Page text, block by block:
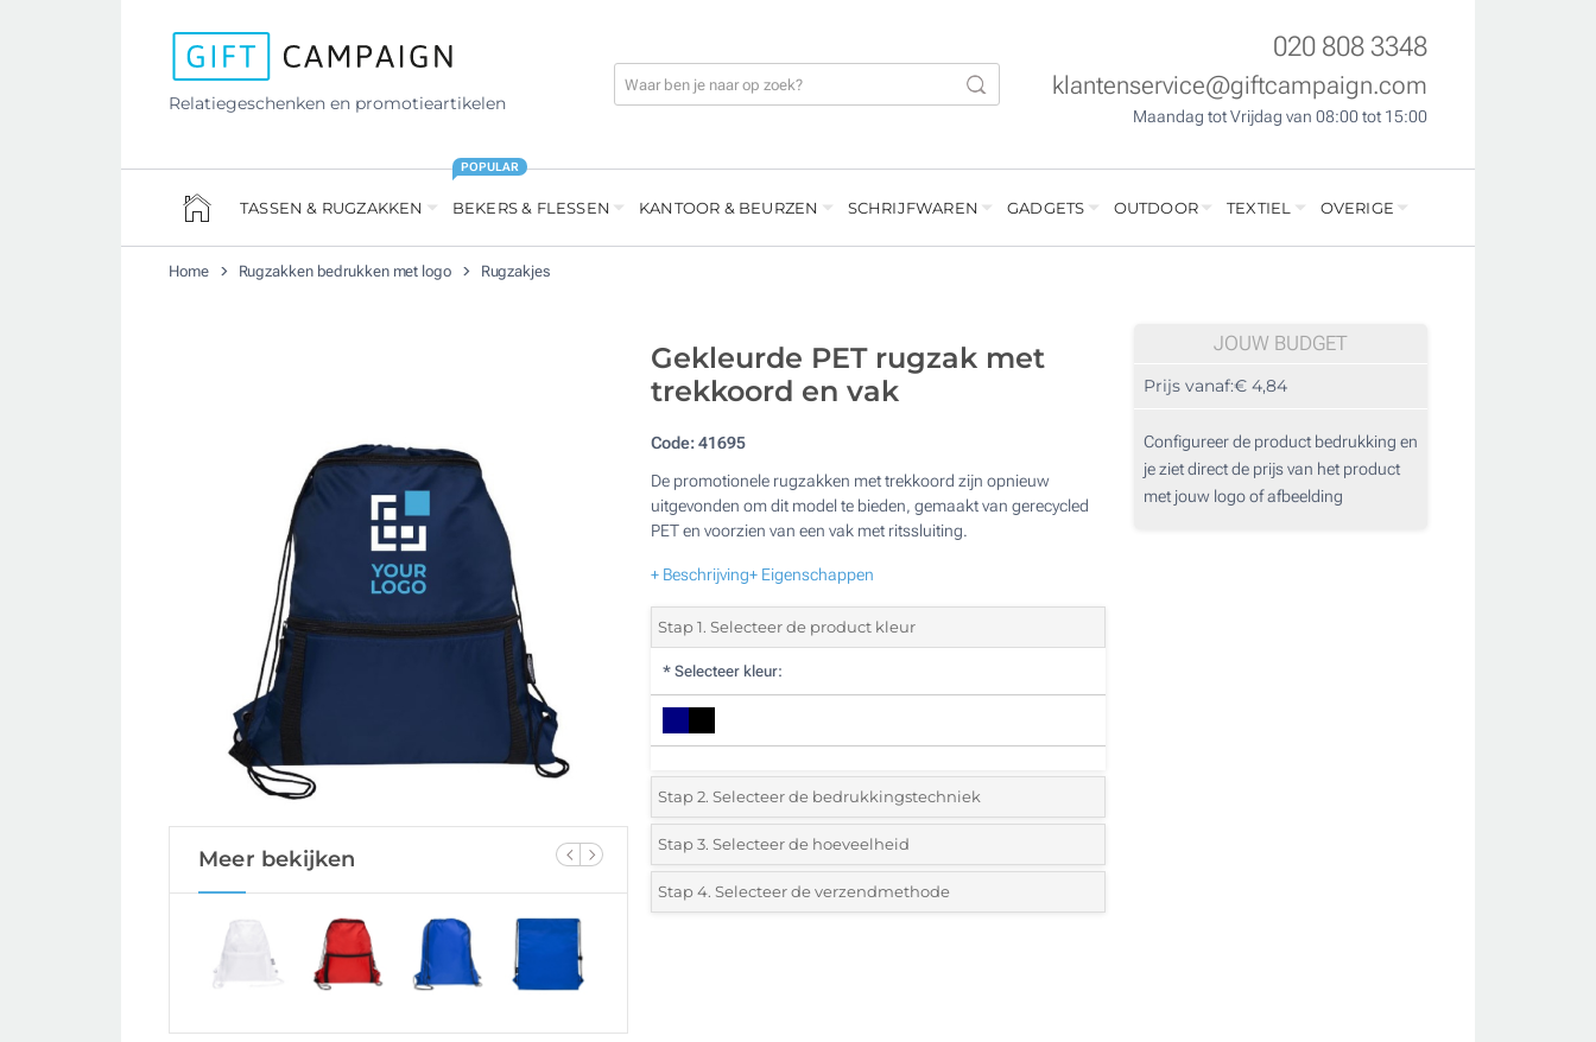
Relatiegeschenken en promotieartikelen
020 808 3348
klantenservice@giftcampaign.com
Maandag tot Vrijdag van 08:00 tot 15:00
TASSEN & RUGZAKKEN BEKERS & FLESSEN
POPULAR
KANTOOR & BEURZEN SCHRIJFWAREN GADGETS OUTDOOR TEXTIEL OVERIGE
Home Rugzakken bedrukken met logo Rugzakjes
Meer bekijken
Gekleurde PET rugzak met
trekkoord en vak
Code:41695
De promotionele rugzakken met trekkoord zijn opnieuw
uitgevonden om dit model te bieden, gemaakt van gerecycled
PET en voorzien van een vak met ritssluiting.
+ Beschrijving+ Eigenschappen
Stap 1. Selecteer de product kleur
* Selecteer kleur:
Stap 2. Selecteer de bedrukkingstechniek
*Selecteer de bedrukking en kleuren van het logo:
1 Kleur (Aan een zijde)
Stap 3. Selecteer de hoeveelheid
*Selecteer uit de lijst of voeg het gewenste aantal in
Stap 4. Selecteer de verzendmethode
JOUW BUDGET
Prijs vanaf:€ 4,84
Configureer de product bedrukking en
je ziet direct de prijs van het product
met jouw logo of afbeelding